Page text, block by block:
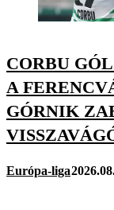
CORBU
A
GÓRNIK
Európa-liga